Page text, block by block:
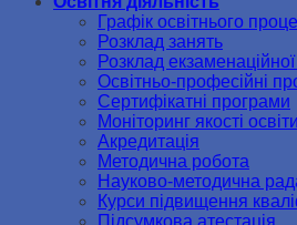
Графік освітнього
Розклад занять
Розклад екзаменаційної
Освітньо-професійні
Сертифікатні програми
Моніторинг якості освіти
Акредитація
Методична робота
Науково-методична
Курси підвищення